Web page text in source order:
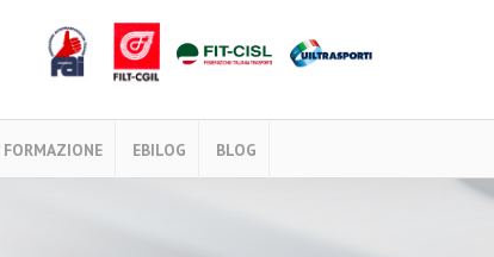
FORMAZIONE EBILOG BLOG